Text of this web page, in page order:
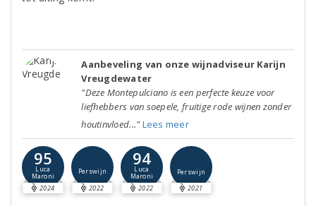
Aanbeveling van onze wijnadviseur Karijn
Vreugdewater
"Deze Montepulciano is een perfecte keuze voor
liefhebbers van soepele, fruitige rode wijnen zonder
houtinvloed..." Lees meer
95
Luca
Maroni
2024
Perswijn
2022
94
Luca
Maroni
2022
Perswijn
2021